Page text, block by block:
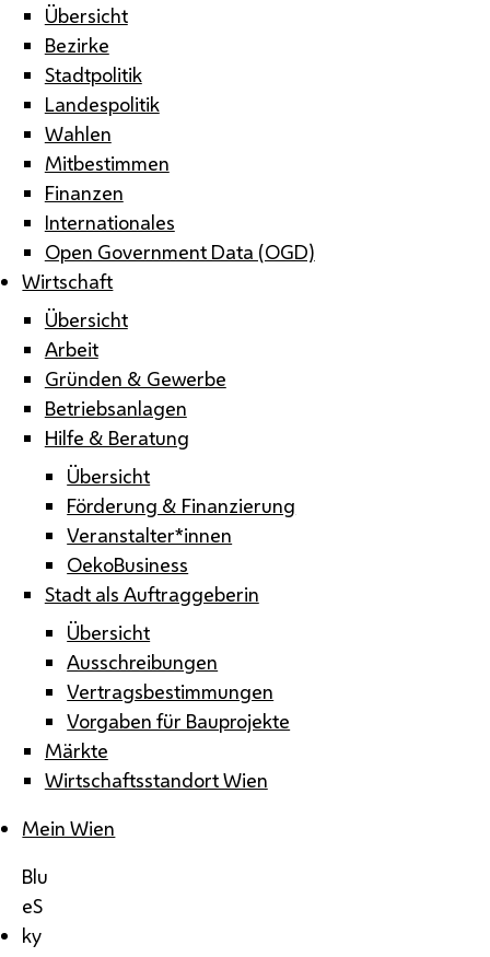
Übersicht
Bezirke
Stadtpolitik
Landespolitik
Wahlen
Mitbestimmen
Finanzen
Internationales
Open Government Data (OGD)
Wirtschaft
Übersicht
Arbeit
Gründen & Gewerbe
Betriebsanlagen
Hilfe & Beratung
Übersicht
Förderung & Finanzierung
Veranstalter*innen
OekoBusiness
Stadt als Auftraggeberin
Übersicht
Ausschreibungen
Vertragsbestimmungen
Vorgaben für Bauprojekte
Märkte
Wirtschaftsstandort Wien
Mein Wien
Blu
eS
ky